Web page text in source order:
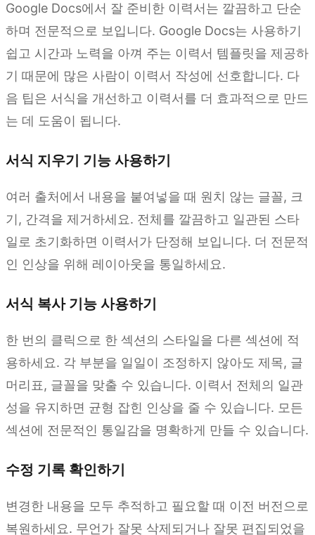
Google Docs에서 잘 준비한 이력서는 깔끔하고 단순
하며 전문적으로 보입니다. Google Docs는 사용하기
쉽고 시간과 노력을 아껴 주는 이력서 템플릿을 제공하
기 때문에 많은 사람이 이력서 작성에 선호합니다. 다
음 팁은 서식을 개선하고 이력서를 더 효과적으로 만드
는 데 도움이 됩니다.
서식 지우기 기능 사용하기
여러 출처에서 내용을 붙여넣을 때 원치 않는 글꼴, 크
기, 간격을 제거하세요. 전체를 깔끔하고 일관된 스타
일로 초기화하면 이력서가 단정해 보입니다. 더 전문적
인 인상을 위해 레이아웃을 통일하세요.
서식 복사 기능 사용하기
한 번의 클릭으로 한 섹션의 스타일을 다른 섹션에 적
용하세요. 각 부분을 일일이 조정하지 않아도 제목, 글
머리표, 글꼴을 맞출 수 있습니다. 이력서 전체의 일관
성을 유지하면 균형 잡힌 인상을 줄 수 있습니다. 모든
섹션에 전문적인 통일감을 명확하게 만들 수 있습니다.
수정 기록 확인하기
변경한 내용을 모두 추적하고 필요할 때 이전 버전으로
복원하세요. 무언가 잘못 삭제되거나 잘못 편집되었을